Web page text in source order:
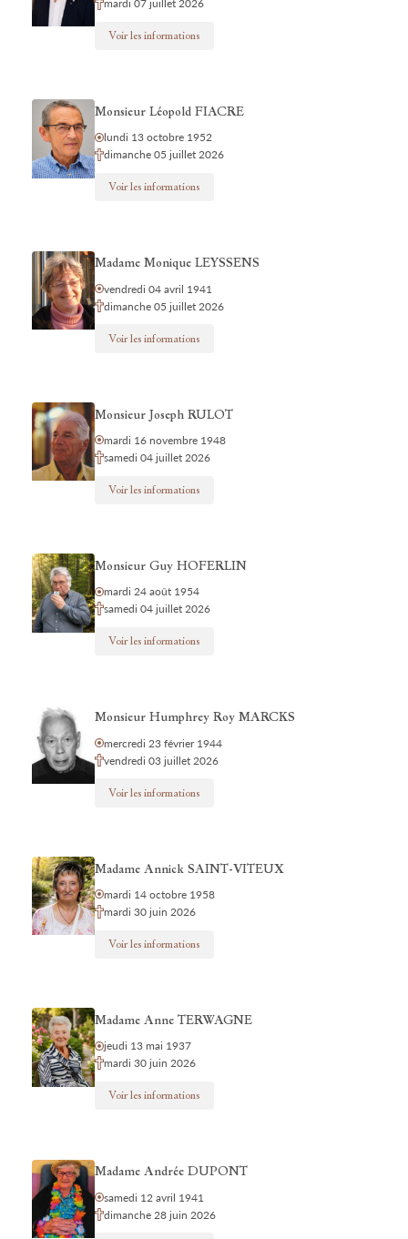
mardi 07 juillet 2026
Voir les informations
Monsieur Léopold FIACRE
lundi 13 octobre 1952
dimanche 05 juillet 2026
Voir les informations
Madame Monique LEYSSENS
vendredi 04 avril 1941
dimanche 05 juillet 2026
Voir les informations
Monsieur Joseph RULOT
mardi 16 novembre 1948
samedi 04 juillet 2026
Voir les informations
Monsieur Guy HOFERLIN
mardi 24 août 1954
samedi 04 juillet 2026
Voir les informations
Monsieur Humphrey Roy MARCKS
mercredi 23 février 1944
vendredi 03 juillet 2026
Voir les informations
Madame Annick SAINT-VITEUX
mardi 14 octobre 1958
mardi 30 juin 2026
Voir les informations
Madame Anne TERWAGNE
jeudi 13 mai 1937
mardi 30 juin 2026
Voir les informations
Madame Andrée DUPONT
samedi 12 avril 1941
dimanche 28 juin 2026